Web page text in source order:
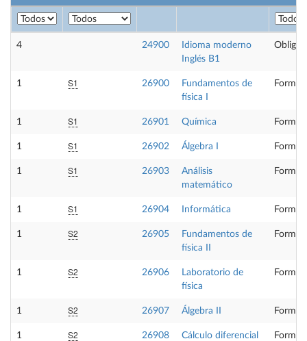
4 24900
Idioma moderno
Inglés B1
1 S1 26900
Fundamentos de
física I
1 S1 26901 Química
1 S1 26902 Álgebra I
1 S1 26903
Análisis
matemático
1 S1 26904 Informática
1 S2 26905
Fundamentos de
física II
1 S2 26906
Laboratorio de
física
1 S2 26907 Álgebra II
1 S2 26908 Cálculo diferencial